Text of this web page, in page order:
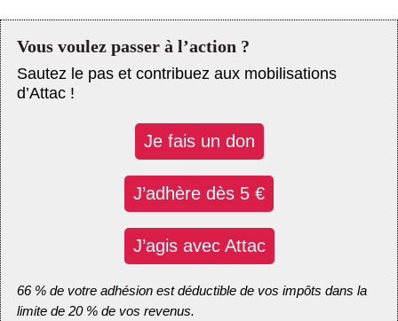
Vous voulez passer à l’action ?
Sautez le pas et contribuez aux mobilisations
d’Attac !
Je fais un don
J’adhère dès 5 €
J’agis avec Attac
66 % de votre adhésion est déductible de vos impôts dans la
limite de 20 % de vos revenus.